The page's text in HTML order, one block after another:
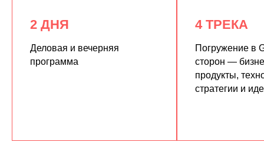
2 ДНЯ
Деловая и вечерняя
программа
4 ТРЕКА
Погружение в
сторон —
продукты,
стратегии и